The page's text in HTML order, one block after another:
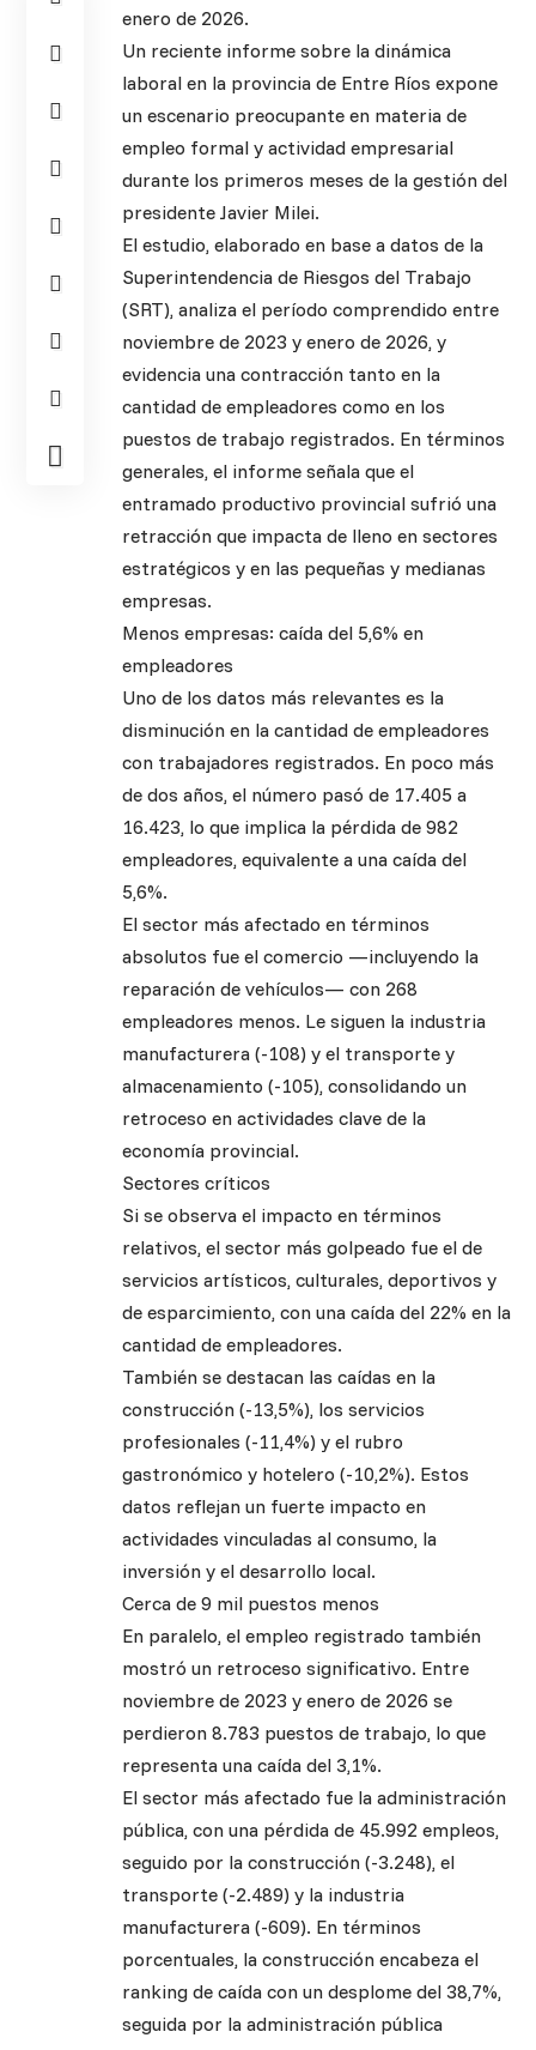
enero de 2026.
Un reciente informe sobre la dinámica
laboral en la provincia de Entre Ríos expone
un escenario preocupante en materia de
empleo formal y actividad empresarial
durante los primeros meses de la gestión del
presidente Javier Milei.
El estudio, elaborado en base a datos de la
Superintendencia de Riesgos del Trabajo
(SRT), analiza el período comprendido entre
noviembre de 2023 y enero de 2026, y
evidencia una contracción tanto en la
cantidad de empleadores como en los
puestos de trabajo registrados. En términos
generales, el informe señala que el
entramado productivo provincial sufrió una
retracción que impacta de lleno en sectores
estratégicos y en las pequeñas y medianas
empresas.
Menos empresas: caída del 5,6% en
empleadores
Uno de los datos más relevantes es la
disminución en la cantidad de empleadores
con trabajadores registrados. En poco más
de dos años, el número pasó de 17.405 a
16.423, lo que implica la pérdida de 982
empleadores, equivalente a una caída del
5,6%.
El sector más afectado en términos
absolutos fue el comercio —incluyendo la
reparación de vehículos— con 268
empleadores menos. Le siguen la industria
manufacturera (-108) y el transporte y
almacenamiento (-105), consolidando un
retroceso en actividades clave de la
economía provincial.
Sectores críticos
Si se observa el impacto en términos
relativos, el sector más golpeado fue el de
servicios artísticos, culturales, deportivos y
de esparcimiento, con una caída del 22% en la
cantidad de empleadores.
También se destacan las caídas en la
construcción (-13,5%), los servicios
profesionales (-11,4%) y el rubro
gastronómico y hotelero (-10,2%). Estos
datos reflejan un fuerte impacto en
actividades vinculadas al consumo, la
inversión y el desarrollo local.
Cerca de 9 mil puestos menos
En paralelo, el empleo registrado también
mostró un retroceso significativo. Entre
noviembre de 2023 y enero de 2026 se
perdieron 8.783 puestos de trabajo, lo que
representa una caída del 3,1%.
El sector más afectado fue la administración
pública, con una pérdida de 45.992 empleos,
seguido por la construcción (-3.248), el
transporte (-2.489) y la industria
manufacturera (-609). En términos
porcentuales, la construcción encabeza el
ranking de caída con un desplome del 38,7%,
seguida por la administración pública